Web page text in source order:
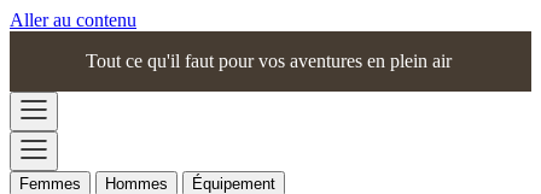
Aller au contenu
Tout ce qu'il faut pour vos aventures en plein air
Femmes Hommes Équipement